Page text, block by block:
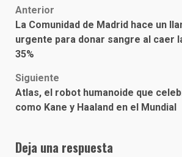
Post
navigation
Anterior
La Comunidad de Madrid hace un
urgente para donar sangre al caer
35%
Siguiente
Atlas, el robot humanoide que
como Kane y Haaland en el Mundial
Deja una respuesta